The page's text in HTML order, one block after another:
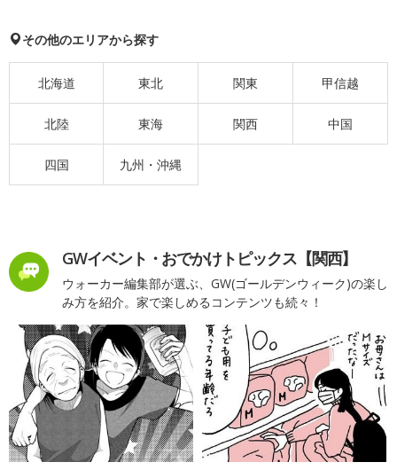
その他のエリアから探す
北海道 東北 関東 甲信越
北陸 東海 関西 中国
四国 九州・沖縄
GWイベント・おでかけトピックス【関西】
ウォーカー編集部が選ぶ、GW(ゴールデンウィーク)の楽し
み方を紹介。家で楽しめるコンテンツも続々！